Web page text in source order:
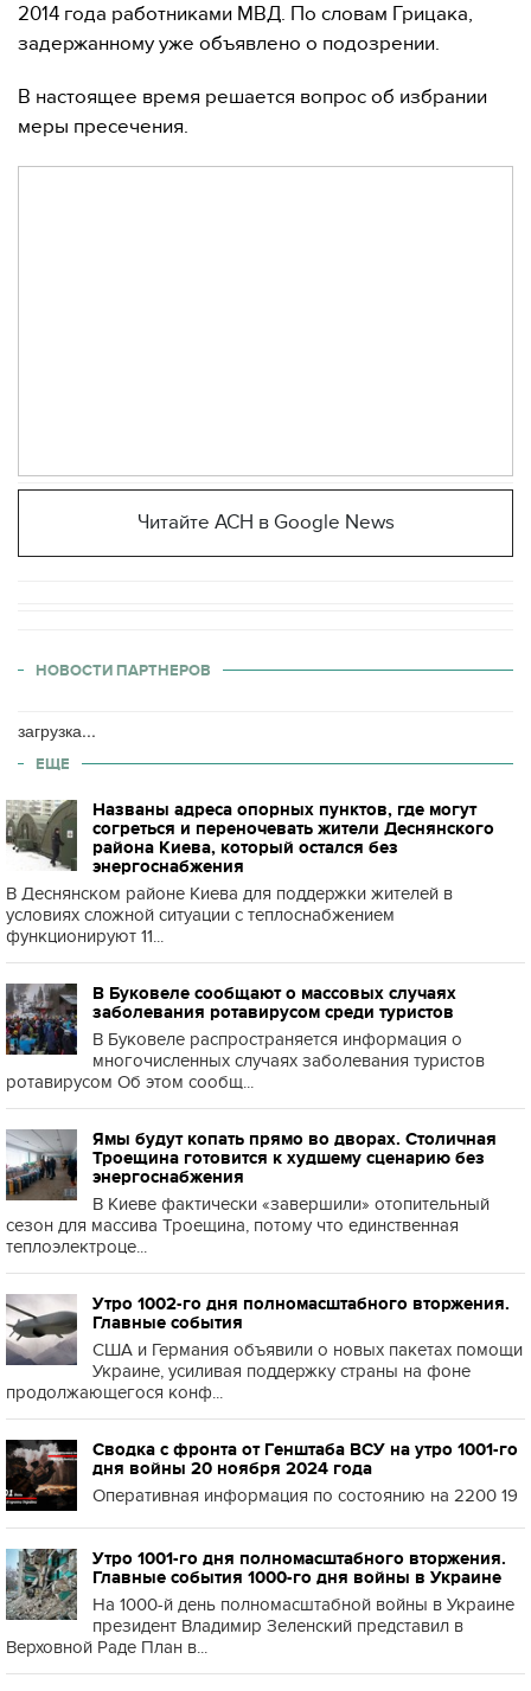
2014 года работниками МВД. По словам Грицака,
задержанному уже объявлено о подозрении.
В настоящее время решается вопрос об избрании
меры пресечения.
Читайте АСН в Google News
НОВОСТИ ПАРТНЕРОВ
загрузка...
ЕЩЕ
Названы адреса опорных пунктов, где могут
согреться и переночевать жители Деснянского
района Киева, который остался без
энергоснабжения
В Деснянском районе Киева для поддержки жителей в
условиях сложной ситуации с теплоснабжением
функционируют 11...
В Буковеле сообщают о массовых случаях
заболевания ротавирусом среди туристов
В Буковеле распространяется информация о
многочисленных случаях заболевания туристов
ротавирусом Об этом сообщ...
Ямы будут копать прямо во дворах. Столичная
Троещина готовится к худшему сценарию без
энергоснабжения
В Киеве фактически «завершили» отопительный
сезон для массива Троещина, потому что единственная
теплоэлектроце...
Утро 1002-го дня полномасштабного вторжения.
Главные события
США и Германия объявили о новых пакетах помощи
Украине, усиливая поддержку страны на фоне
продолжающегося конф...
Сводка с фронта от Генштаба ВСУ на утро 1001-го
дня войны 20 ноября 2024 года
Оперативная информация по состоянию на 2200 19
Утро 1001-го дня полномасштабного вторжения.
Главные события 1000-го дня войны в Украине
На 1000-й день полномасштабной войны в Украине
президент Владимир Зеленский представил в
Верховной Раде План в...